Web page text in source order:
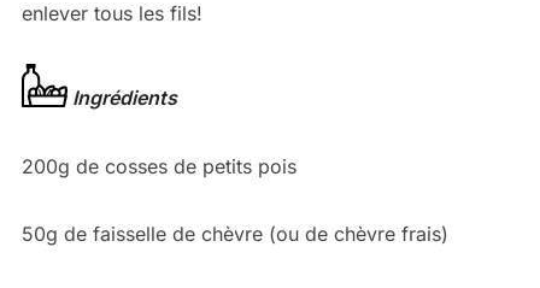
enlever tous les fils!
Ingrédients
200g de cosses de petits pois
50g de faisselle de chèvre (ou de chèvre frais)